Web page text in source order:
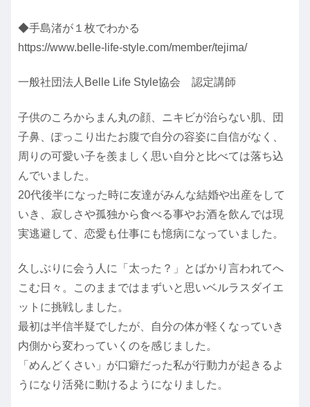
◆手島渚が１枚でわかる
https://www.belle-life-style.com/member/tejima/
一般社団法人Belle Life Style協会 認定講師
子供のころからまん丸の顔、ニキビが治らない肌、団
子鼻、ぽっこり出たお腹で自分の容姿に自信がなく、
周りの可愛い子を羨ましく思い自分と比べては落ち込
んでいました。
20代後半になった時に友達がみんな結婚や出産をして
いき、寂しさや孤独から食べる事やお酒を飲んでは現
実逃避して、恋愛も仕事にも憶病になっていました。
久しぶりに会う人に「太った？」とばかり言われてへ
こむ日々。このままではまずいと思いベルラスダイエ
ットに挑戦しました。
最初は半信半疑でしたが、自分の体が軽くなっていき
内側から変わっていくのを感じました。
「めんどくさい」が口癖だった私が行動力が起きるよ
うになり活発に動けるようになりました。